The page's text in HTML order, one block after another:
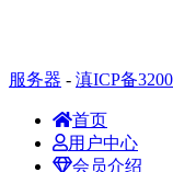
服务器 - 滇ICP备
首页
用户中心
会员介绍